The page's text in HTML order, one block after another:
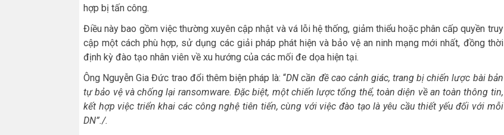
hợp bị tấn công.
Điều này bao gồm việc thường xuyên cập nhật và vá lỗi hệ thống, giảm thiểu hoặc phân cấp quyền truy
cập một cách phù hợp, sử dụng các giải pháp phát hiện và bảo vệ an ninh mạng mới nhất, đồng thời
định kỳ đào tạo nhân viên về xu hướng của các mối đe dọa hiện tại.
Ông Nguyễn Gia Đức trao đổi thêm biện pháp là: “DN cần đề cao cảnh giác, trang bị chiến lược bài bản
tự bảo vệ và chống lại ransomware. Đặc biệt, một chiến lược tổng thể, toàn diện về an toàn thông tin,
kết hợp việc triển khai các công nghệ tiên tiến, cùng với việc đào tạo là yêu cầuthiết yếu đối với mỗi
DN”./.